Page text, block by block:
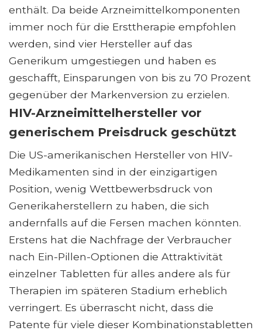
enthält. Da beide Arzneimittelkomponenten
immer noch für die Ersttherapie empfohlen
werden, sind vier Hersteller auf das
Generikum umgestiegen und haben es
geschafft, Einsparungen von bis zu 70 Prozent
gegenüber der Markenversion zu erzielen.
HIV-Arzneimittelhersteller vor
generischem Preisdruck geschützt
Die US-amerikanischen Hersteller von HIV-
Medikamenten sind in der einzigartigen
Position, wenig Wettbewerbsdruck von
Generikaherstellern zu haben, die sich
andernfalls auf die Fersen machen könnten.
Erstens hat die Nachfrage der Verbraucher
nach Ein-Pillen-Optionen die Attraktivität
einzelner Tabletten für alles andere als für
Therapien im späteren Stadium erheblich
verringert. Es überrascht nicht, dass die
Patente für viele dieser Kombinationstabletten